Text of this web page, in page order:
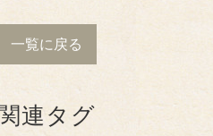
一覧に戻る
連タグ